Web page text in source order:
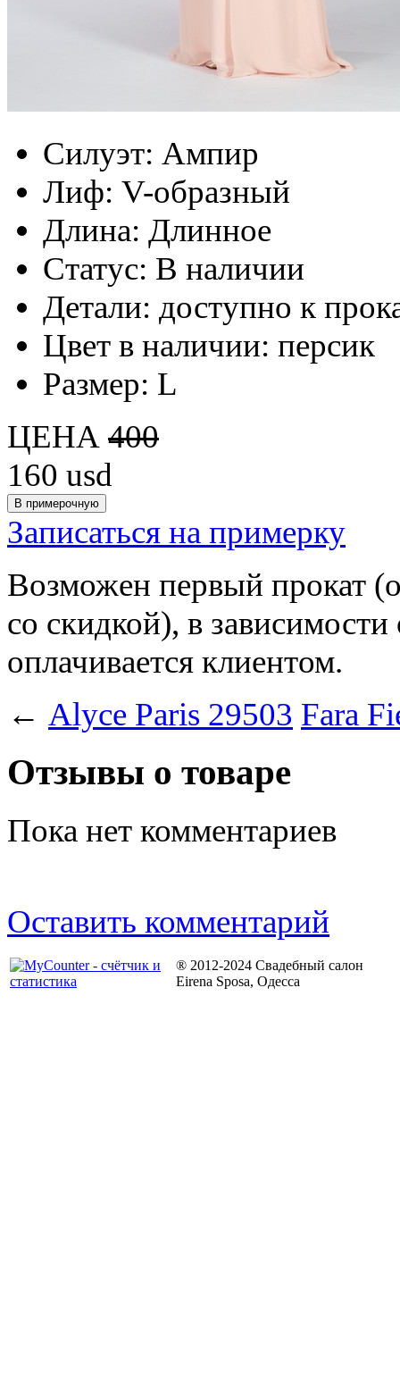
Силуэт: Ампир
Лиф: V-образный
Длина: Длинное
Статус: В наличии
Детали: доступно к
Цвет в наличии: персик
Размер: L
ЦЕНА 400
160 usd
Записаться на примерку
Возможен первый прокат
со скидкой), в
оплачивается клиентом.
← Alyce Paris 29503 Fara
Отзывы о товаре
Пока нет комментариев
Оставить комментарий
® 2012-2024 Свадебный салон
Eirena Sposa, Одесса